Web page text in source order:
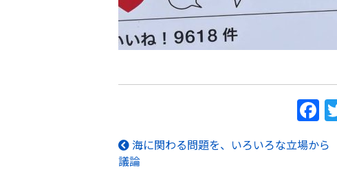
F
a
c
投
海に関わる問題を、いろいろな立場から
議論